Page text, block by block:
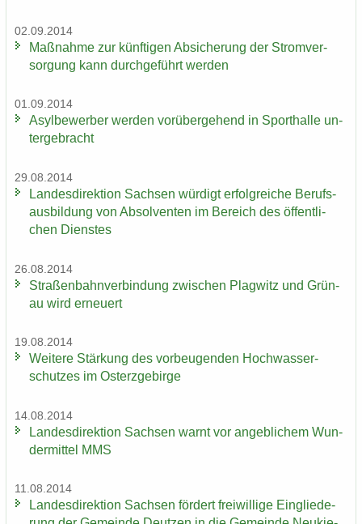
02.09.2014
Maß­nah­me zur künf­ti­gen Ab­si­che­rung der Strom­ver­
sor­gung kann durch­ge­führt wer­den
01.09.2014
Asyl­be­wer­ber wer­den vor­über­ge­hend in Sport­hal­le un­
ter­ge­bracht
29.08.2014
Lan­des­di­rek­ti­on Sach­sen wür­digt er­folg­rei­che Be­rufs­
aus­bil­dung von Ab­sol­ven­ten im Be­reich des öf­fent­li­
chen Diens­tes
26.08.2014
Stra­ßen­bahn­ver­bin­dung zwi­schen Plag­witz und Grün­
au wird er­neu­ert
19.08.2014
Wei­te­re Stär­kung des vor­beu­gen­den Hoch­was­ser­
schut­zes im Ost­erz­ge­bir­ge
14.08.2014
Lan­des­di­rek­ti­on Sach­sen warnt vor an­geb­li­chem Wun­
der­mit­tel MMS
11.08.2014
Lan­des­di­rek­ti­on Sach­sen för­dert frei­wil­li­ge Ein­glie­de­